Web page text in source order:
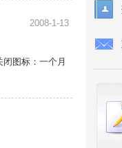
2008-1-13
图标：一个月